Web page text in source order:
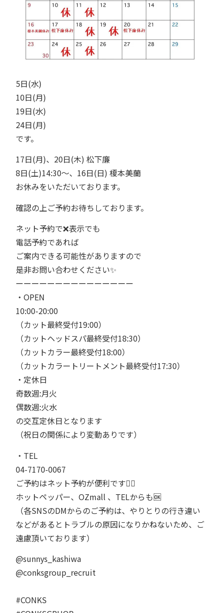
5日(水)
10日(月)
19日(水)
24日(月)
です。
17日(月)、20日(木) 松下廉
8日(土)14:30〜、16日(日) 榎本美蘭
お休みをいただいております。
確認の上ご予約お待ちしております。
ネット予約で❌表示でも
電話予約であれば
ご案内できる可能性がありますので
是非お問い合わせください✨
ーーーーーーーーーーーーーーー⁡⁡⁡
・OPEN⁡⁡⁡
10:00-20:00⁡⁡⁡
（カット最終受付19:00）⁡⁡⁡
（カットヘッドスパ最終受付18:30）
（カットカラー最終受付18:00）⁡⁡⁡
（カットカラートリートメント最終受付17:30）⁡⁡⁡
・定休日
奇数週:月火
偶数週:火水
の交互定休日となります
（祝日の関係により変動ありです）
・TEL⁡⁡⁡
04-7170-0067⁡⁡⁡
ご予約はネット予約が便利です💁‍♂️⁡⁡⁡
ホットペッパー、OZmall 、TELからも🆗⁡⁡⁡
（各SNSのDMからのご予約は、やりとりの行き違い
などがあるとトラブルの原因になりかねないため、ご
遠慮頂いております）⁡⁡⁡
@sunnys_kashiwa
@conksgroup_recruit
#CONKS ⁡⁡⁡